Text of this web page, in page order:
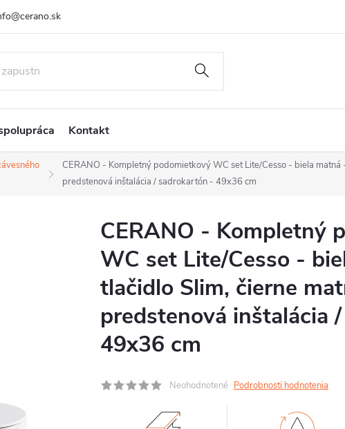
195 445
na mieru
Kontakt
CERANO - Kompletný podomietkový WC set Lite/Cesso - biela
predstenová inštalácia / sadrokartón - 49x36 cm
CERANO - Kompletný
WC set Lite/Cesso -
tlačidlo Slim, čierne
predstenová inštalácia
49x36 cm
Neohodnotené Podrobnosti hodnotenia